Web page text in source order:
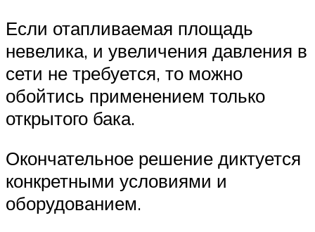
Если отапливаемая площадь
невелика, и увеличения давления в
сети не требуется, то можно
обойтись применением только
открытого бака.
Окончательное решение диктуется
конкретными условиями и
оборудованием.